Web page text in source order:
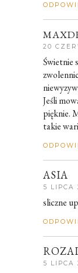
20
Świetnie
Jeśli
pięknie.
takie
ASIA
5 LIPCA
sliczne
5 LIPCA